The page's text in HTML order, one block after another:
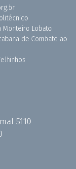
Monteiro Lobato
de Combate ao
5110